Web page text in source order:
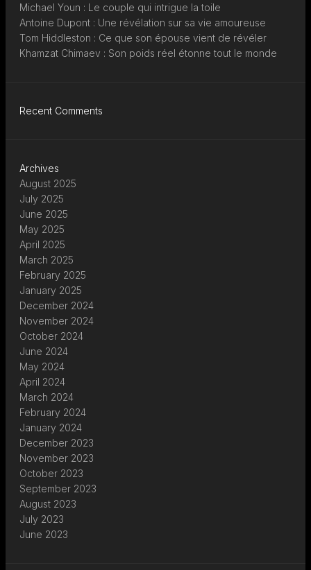
Michael Youn : Le couple qui intrigue la toile
Antoine Dupont : Une révélation sur sa vie amoureuse
Tom Hiddleston : Ce que son épouse vient de révéler
Khamzat Chimaev : Son poids réel étonne tout le monde
Recent Comments
Archives
August 2025
July 2025
June 2025
May 2025
April 2025
March 2025
February 2025
January 2025
December 2024
November 2024
October 2024
June 2024
May 2024
April 2024
March 2024
February 2024
January 2024
December 2023
November 2023
October 2023
September 2023
August 2023
July 2023
June 2023